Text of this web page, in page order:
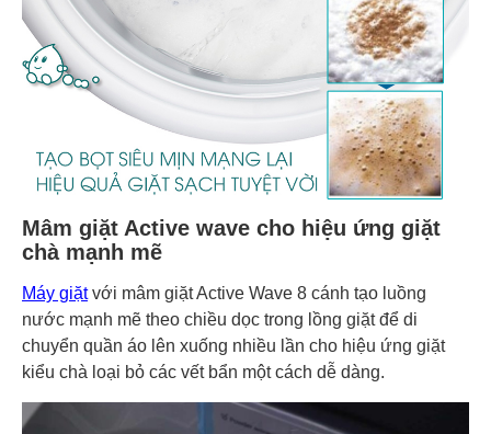
Mâm giặt Active wave cho hiệu ứng giặt
chà mạnh mẽ
Máy giặtvới mâm giặt Active Wave 8 cánh tạo luồng
nước mạnh mẽ theo chiều dọc trong lồng giặt để di
chuyển quần áo lên xuống nhiều lần cho hiệu ứng giặt
kiểu chà loại bỏ các vết bẩn một cách dễ dàng.